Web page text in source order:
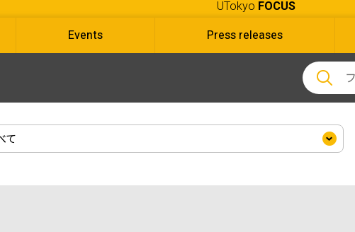
UTokyo FOCUS
Events Press releases